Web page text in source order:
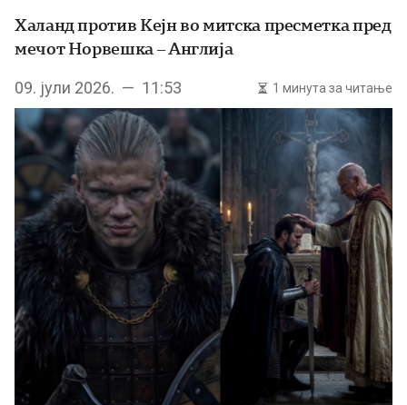
Халанд против Кејн во митска пресметка пред
мечот Норвешка – Англија
09. јули 2026. — 11:53 1 минута за читање